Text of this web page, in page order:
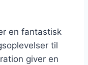
en fantastisk
til
giver en